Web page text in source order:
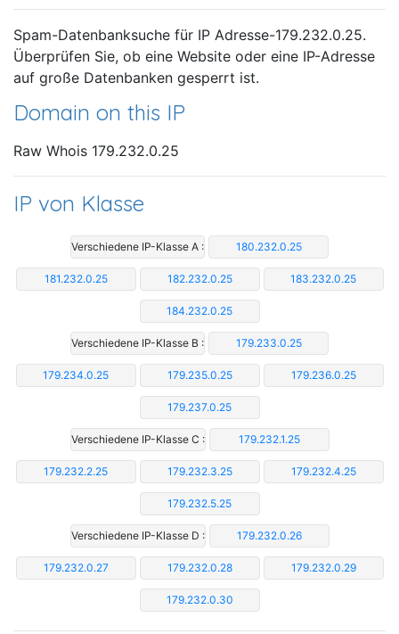
Spam-Datenbanksuche für IP Adresse-179.232.0.25.
Überprüfen Sie, ob eine Website oder eine IP-Adresse
auf große Datenbanken gesperrt ist.
Domain on this IP
Raw Whois 179.232.0.25
IP von Klasse
Verschiedene IP-Klasse A : 180.232.0.25
181.232.0.25 182.232.0.25 183.232.0.25
184.232.0.25
Verschiedene IP-Klasse B : 179.233.0.25
179.234.0.25 179.235.0.25 179.236.0.25
179.237.0.25
Verschiedene IP-Klasse C : 179.232.1.25
179.232.2.25 179.232.3.25 179.232.4.25
179.232.5.25
Verschiedene IP-Klasse D : 179.232.0.26
179.232.0.27 179.232.0.28 179.232.0.29
179.232.0.30